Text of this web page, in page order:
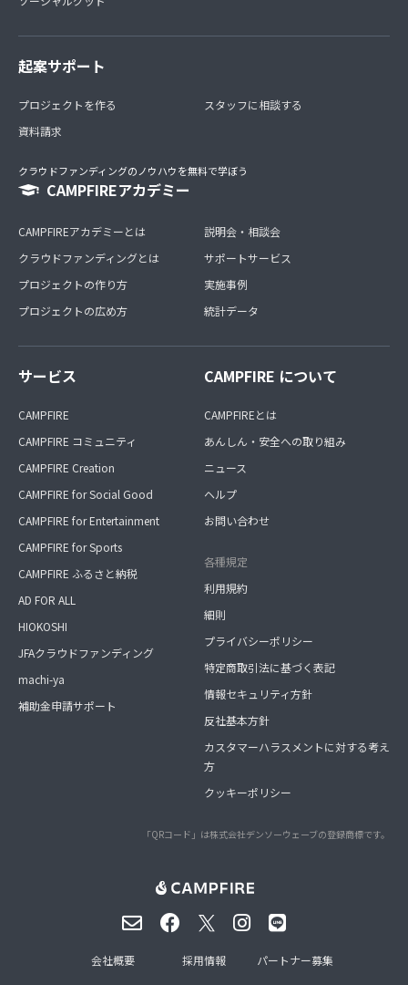
起案サポート
プロジェクトを作る
資料請求
スタッフに相談する
クラウドファンディングのノウハウを無料で学ぼう
CAMPFIREアカデミー
CAMPFIREアカデミーとは
クラウドファンディングとは
プロジェクトの作り方
プロジェクトの広め方
説明会・相談会
サポートサービス
実施事例
統計データ
サービス
CAMPFIRE
CAMPFIRE コミュニティ
CAMPFIRE Creation
CAMPFIRE for Social Good
CAMPFIRE for Entertainment
CAMPFIRE for Sports
CAMPFIRE ふるさと納税
AD FOR ALL
HIOKOSHI
JFAクラウドファンディング
machi-ya
補助金申請サポート
CAMPFIRE について
CAMPFIREとは
あんしん・安全への取り組み
ニュース
ヘルプ
お問い合わせ
各種規定
利用規約
細則
プライバシーポリシー
特定商取引法に基づく表記
情報セキュリティ方針
反社基本方針
カスタマーハラスメントに対する考え
方
クッキーポリシー
「QRコード」は株式会社デンソーウェーブの登録商標です。
会社概要 採用情報 パートナー募集